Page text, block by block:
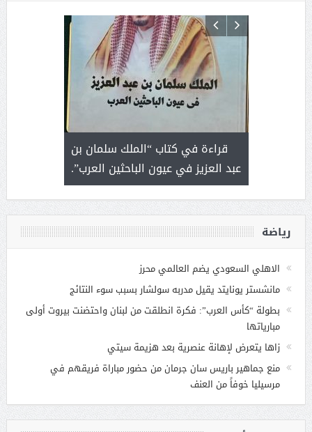
قراءة في كتاب “الملك سلمان بن
عبد العزيز في عيون الباحثين العرب”.
لايعرف
رياضة
الاهلي السعودي يضم العالمي محرز
مانشستر يونايتد يقيل مدربه سولشار بسبب سوء النتائج
بطولة “كأس العرب”: فكرة انطلقت من لبنان واحتضنت بيروت أولى
مبارياتها
زاها يتعرض لإهانة عنصرية بعد هزيمة سيتي
منع جماهير باريس سان جرمان من حضور مباراة فريقهم في
مرسيليا خوفاً من العنف